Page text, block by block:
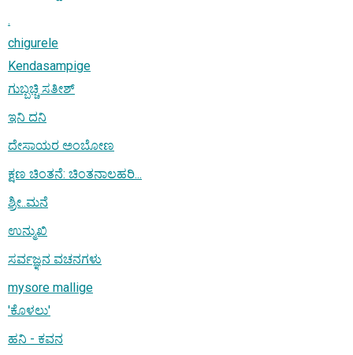
.
chigurele
Kendasampige
ಗುಬ್ಬಚ್ಚಿ ಸತೀಶ್
ಇನಿ ದನಿ
ದೇಸಾಯರ ಅಂಬೋಣ
ಕ್ಷಣ ಚಿಂತನೆ: ಚಿಂತನಾಲಹರಿ...
ಶ್ರೀ..ಮನೆ
ಉನ್ಮುಖಿ
ಸರ್ವಜ್ಞನ ವಚನಗಳು
mysore mallige
'ಕೊಳಲು'
ಹನಿ - ಕವನ